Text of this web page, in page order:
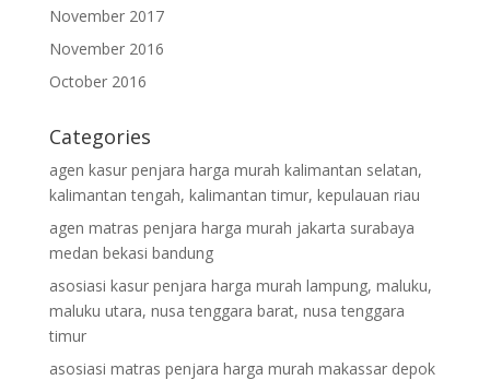
November 2017
November 2016
October 2016
Categories
agen kasur penjara harga murah kalimantan selatan,
kalimantan tengah, kalimantan timur, kepulauan riau
agen matras penjara harga murah jakarta surabaya
medan bekasi bandung
asosiasi kasur penjara harga murah lampung, maluku,
maluku utara, nusa tenggara barat, nusa tenggara
timur
asosiasi matras penjara harga murah makassar depok